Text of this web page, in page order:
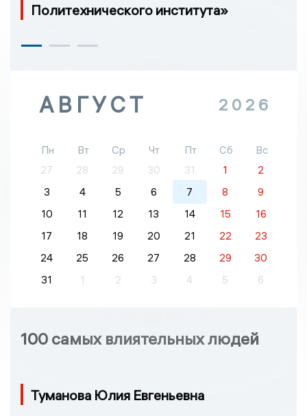
Политехнического института»
АВГУСТ 2026
Пн Вт Ср Чт Пт Сб
Вс
27
28 29 30 31 1
2
3
4 5 6 7 8
9
10
11 12 13 14 15
16
17
18 19 20 21 22
23
24
25 26 27 28 29
30
31
1 2 3 4 5 6
100 самых влиятельных людей
Туманова Юлия Евгеньевна